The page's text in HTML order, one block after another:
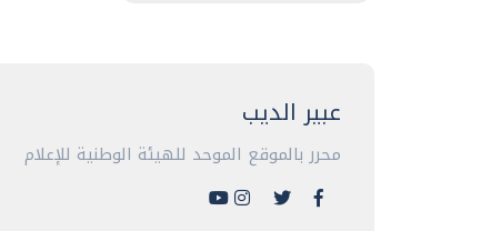
عبير الديب
محرر بالموقع الموحد للهيئة الوطنية للإعلام